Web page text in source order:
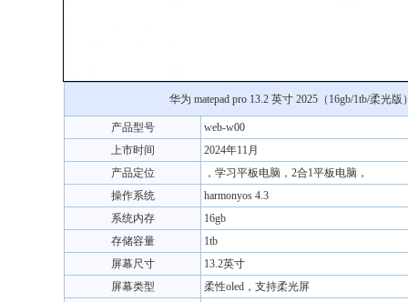
华为 matepad pro 13.2 英寸 2025（16gb/1tb/柔光版
产品型号
web-w00
上市时间
2024年11月
产品定位
，学习平板电脑，2合1平板电脑，
操作系统
harmonyos 4.3
系统内存
16gb
存储容量
1tb
屏幕尺寸
13.2英寸
屏幕类型
柔性oled，支持柔光屏